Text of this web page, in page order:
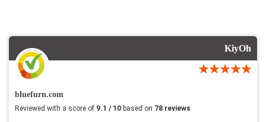
KiyOh
bluefurn.com
Reviewed with a score of 9.1 / 10 based on 78 reviews